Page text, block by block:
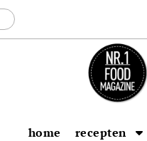
home recepten